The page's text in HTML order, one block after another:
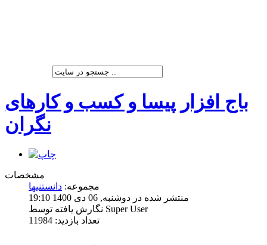
باج افزار پیسا و کسب و کارهای
نگران
مشخصات
مجموعه: دانستنیها
منتشر شده در دوشنبه, 06 دی 1400 19:10
نگارش یافته توسط Super User
تعداد بازدید: 11984